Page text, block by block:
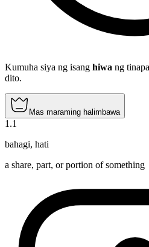
Kumuha siya ng isang hiwa ng
dito.
Mas maraming halimbawa
1 .1
bahagi, hati
a share, part, or portion of something